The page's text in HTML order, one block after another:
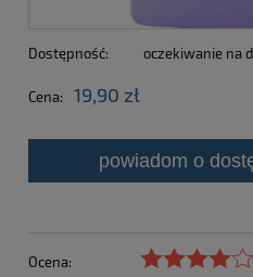
Dostępność: oczekiwanie na
Cena: 19,90 zł
powiadom o
Ocena: